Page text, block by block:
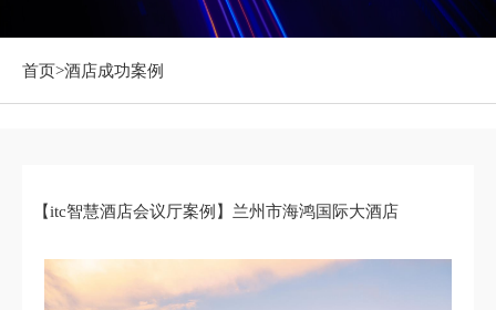
首页>酒店成功案例
【itc智慧酒店会议厅案例】兰州市海鸿国际大酒店